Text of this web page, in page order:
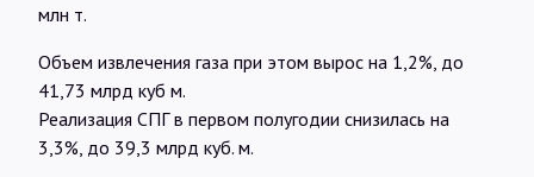
млн т.
Объем извлечения газа при этом вырос на 1,2%, до
41,73 млрд куб м.
Реализация СПГ в первом полугодии снизилась на
3,3%, до 39,3 млрд куб. м.